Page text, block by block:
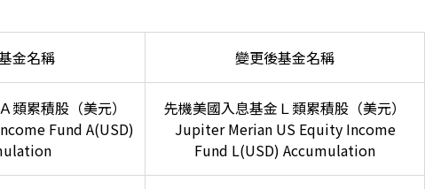
金名稱 變更後基金名稱
類累積股（美元）
Fund A(USD)
先機美國入息基金Ｌ類累積股（美元）
Jupiter Merian US Equity Income
Fund L(USD) Accumulation